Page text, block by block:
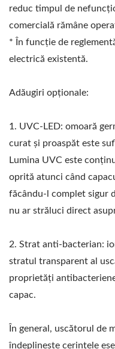
reduc timpul de
comercială rămâne
* În funcție de
electrică existentă.
Adăugiri opționale:
1. UVC-LED: omoară
curat și proaspăt este
Lumina UVC este
oprită atunci când
făcându-l complet sigur
nu ar străluci direct
2. Strat anti-bacterian:
stratul transparent al
proprietăți
capac.
În general, uscătorul de
îndeplinește cerințele